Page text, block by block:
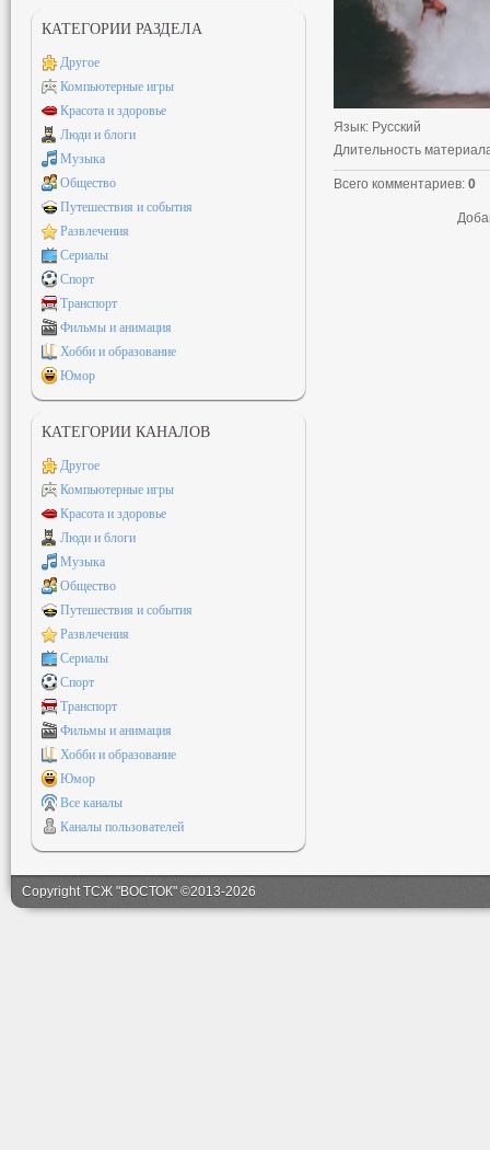
Язык: Русский
Длительность
Всего комментариев: 0
КАТЕГОРИИ РАЗДЕЛА
Другое
Компьютерные игры
Красота и здоровье
Люди и блоги
Музыка
Общество
Путешествия и события
Развлечения
Сериалы
Спорт
Транспорт
Фильмы и анимация
Хобби и образование
Юмор
КАТЕГОРИИ КАНАЛОВ
Другое
Компьютерные игры
Красота и здоровье
Люди и блоги
Музыка
Общество
Путешествия и события
Развлечения
Сериалы
Спорт
Транспорт
Фильмы и анимация
Хобби и образование
Юмор
Все каналы
Каналы пользователей
Copyright ТСЖ "ВОСТОК" ©2013-2026